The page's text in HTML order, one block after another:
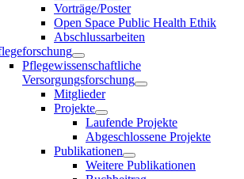
Vorträge/Poster
Open Space Public Health Ethik
Abschlussarbeiten
Pflegewissenschaftliche
Versorgungsforschung
Mitglieder
Projekte
Laufende Projekte
Abgeschlossene Projekte
Publikationen
Weitere Publikationen